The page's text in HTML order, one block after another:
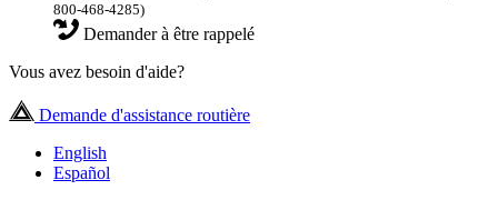
800-468-4285)
Demander à être rappelé
Vous avez besoin d'aide?
Demande d'assistance routière
English
Español